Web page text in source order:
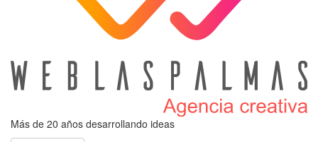
Más de 20 años desarrollando ideas